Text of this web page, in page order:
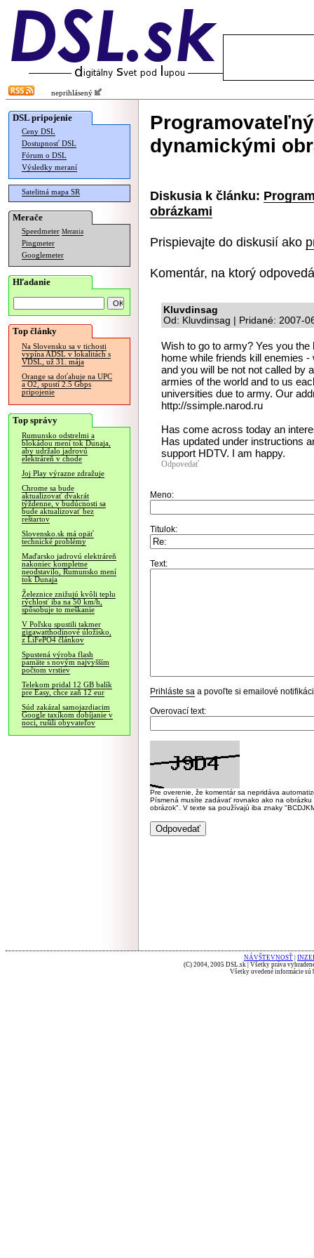
neprihlásený
DSL pripojenie
Ceny DSL
Dostupnosť DSL
Fórum o DSL
Výsledky meraní
Satelitná mapa SR
Merače
Speedmeter Merania
Pingmeter
Googlemeter
Hľadanie
Top články
Na Slovensku sa v tichosti
vypína ADSL v lokalitách s
VDSL, už 31. mája
Orange sa doťahuje na UPC
a O2, spustí 2.5 Gbps
pripojenie
Top správy
Rumunsko odstrelmi a
blokádou mení tok Dunaja,
aby udržalo jadrovú
elektráreň v chode
Joj Play výrazne zdražuje
Chrome sa bude
aktualizovať dvakrát
týždenne, v budúcnosti sa
bude aktualizovať bez
reštartov
Slovensko.sk má opäť
technické problémy
Maďarsko jadrovú elektráreň
nakoniec kompletne
neodstavilo, Rumunsko mení
tok Dunaja
Železnice znižujú kvôli teplu
rýchlosť iba na 50 km/h,
spôsobuje to meškanie
V Poľsku spustili takmer
gigawatthodinové úložisko,
z LiFePO4 článkov
Spustená výroba flash
pamäte s novým najvyšším
počtom vrstiev
Telekom pridal 12 GB balík
pre Easy, chce zaň 12 eur
Súd zakázal samojazdiacim
Google taxíkom dobíjanie v
noci, rušili obyvateľov
dynamickými
Diskusia k článku:
obrázkami
Prispievajte do diskusií ako
Komentár, na ktorý
Kluvdinsag
Od: Kluvdinsag | Pridané: 2007-
Wish to go to army? Yes you
home while friends kill enemies
and you will be not not called by
armies of the world and to us
universities due to army. Our
http://ssimple.narod.ru
Has come across today an
Has updated under instructions
support HDTV. I am happy.
Odpovedať
Meno:
Titulok:
Text:
Prihláste sa a povoľte si emailové
Overovací text:
Pre overenie, že komentár sa nepridáva
Písmená musíte zadávať rovnako ako na
obrázok". V texte sa používajú iba znaky
NÁVŠTEVNOSŤ
(C) 2004, 2005 DSL.sk | Všetky práva
Všetky uvedené informácie sú